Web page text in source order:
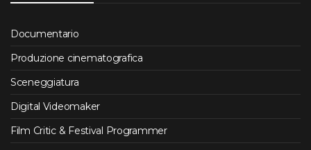
Documentario
Produzione cinematografica
Sceneggiatura
Digital Videomaker
Film Critic & Festival Programmer